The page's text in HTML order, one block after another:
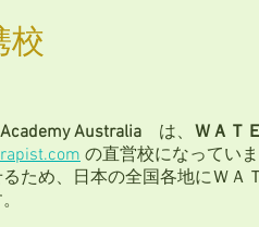
校
Australia は、 ＷＡＴ
の直営校になってい
ため、日本の全国各地にＷ